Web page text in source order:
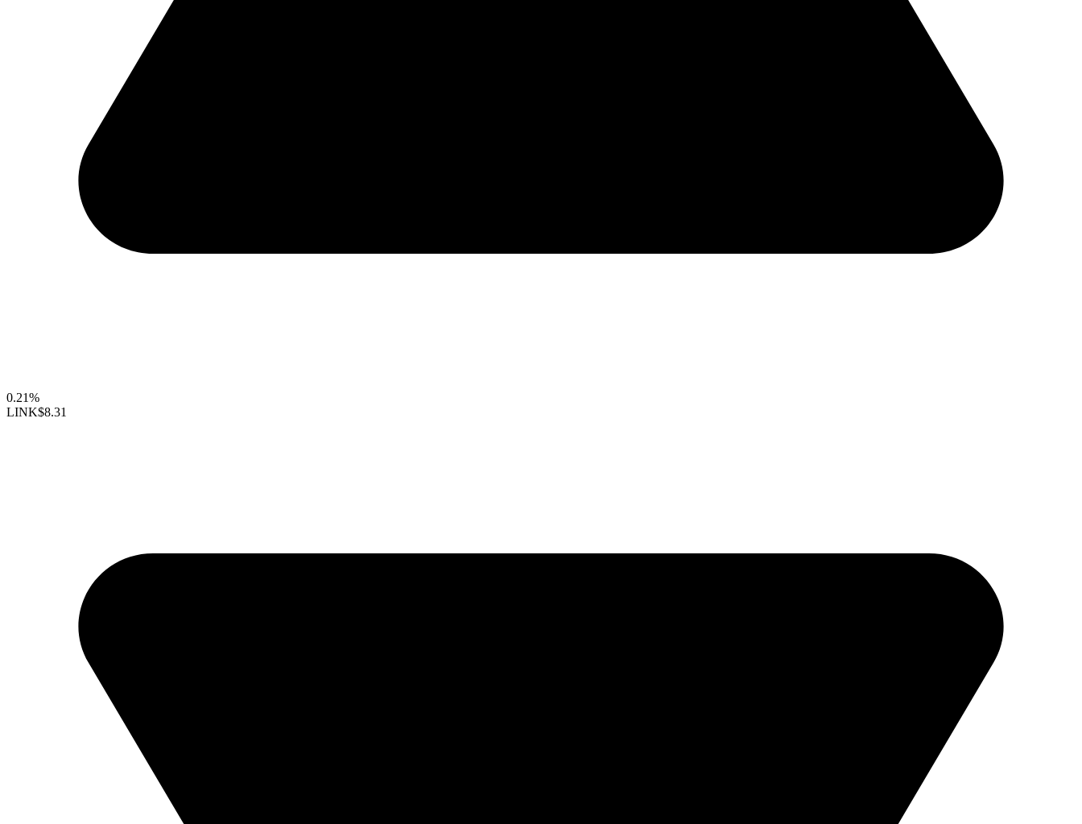
0.21%
LINK$8.31